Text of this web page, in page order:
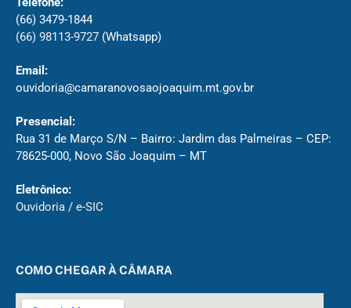
(66) 3479-1844
(66) 98113-9727 (Whatsapp)
Email:
ouvidoria@camaranovosaojoaquim.mt.gov.br
Presencial:
Rua 31 de Março S/N – Bairro: Jardim das Palmeiras – CEP:
78625-000, Novo São Joaquim – MT
Eletrônico:
Ouvidoria / e-SIC
COMO CHEGAR À CÂMARA